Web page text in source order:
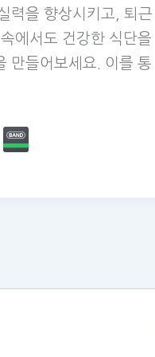
력을 향상시키고, 퇴근
에서도 건강한 식단을
만들어보세요. 이를 통